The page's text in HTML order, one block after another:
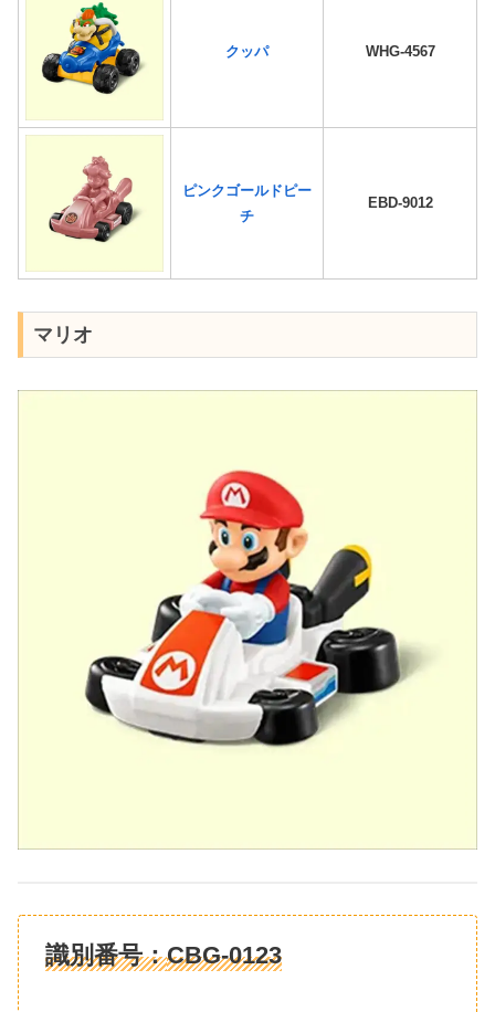
クッパ WHG-4567
ピンクゴールドピー
チ
EBD-9012
マリオ
識別番号：CBG-0123